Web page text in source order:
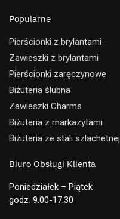
Popularne
Pierścionki z brylantami
Zawieszki z brylantami
Pierścionki zaręczynowe
Biżuteria ślubna
Zawieszki Charms
Biżuteria z markazytami
Biżuteria ze stali szlachetnej
Biuro Obsługi Klienta
Poniedziałek – Piątek
godz. 9.00-17.30